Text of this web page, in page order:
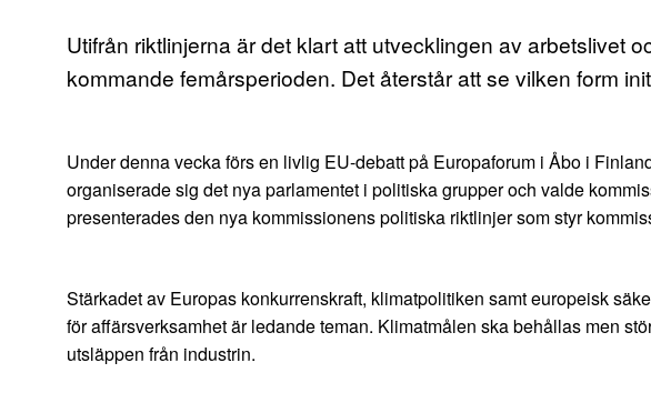
Utifrån riktlinjerna är det klart att utvecklingen av arbetslivet
kommande femårsperioden. Det återstår att se vilken form
Under denna vecka förs en livlig EU-debatt på Europaforum i Åbo i
organiserade sig det nya parlamentet i politiska grupper och valde
presenterades den nya kommissionens politiska riktlinjer som styr
Stärkadet av Europas konkurrenskraft, klimatpolitiken samt europeisk
för affärsverksamhet är ledande teman. Klimatmålen ska behållas men
utsläppen från industrin.